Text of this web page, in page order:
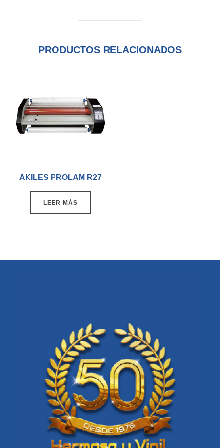
PRODUCTOS RELACIONADOS
AKILES PROLAM R27
LEER MÁS